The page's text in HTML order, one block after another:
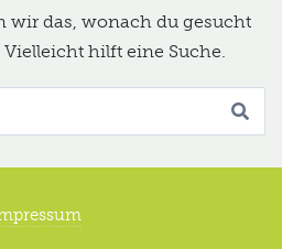
wir das, wonach du gesucht
hilft eine Suche.